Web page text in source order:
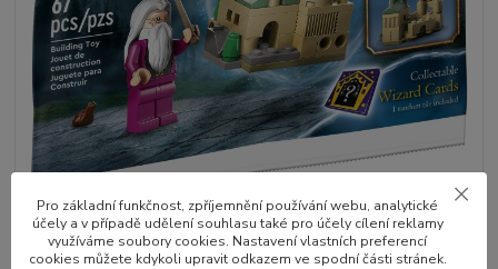
Pro základní funkčnost, zpříjemnění používání webu, analytické
účely a v případě udělení souhlasu také pro účely cílení reklamy
využíváme soubory cookies. Nastavení vlastních preferencí
cookies můžete kdykoli upravit odkazem ve spodní části stránek.